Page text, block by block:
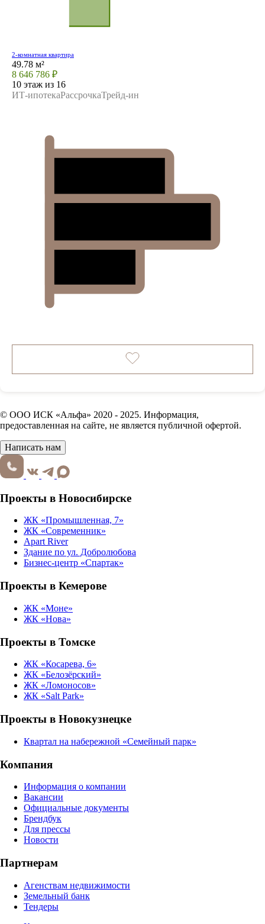
2-комнатная квартира
49.78 м²
8 646 786 ₽
10 этаж из 16
ИТ-ипотекаРассрочкаТрейд-ин
© ООО ИСК «Альфа» 2020 - 2025. Информация,
предоставленная на сайте, не является публичной офертой.
Написать нам
Проекты в Новосибирске
ЖК «Промышленная, 7»
ЖК «Современник»
Apart River
Здание по ул. Добролюбова
Бизнес-центр «Спартак»
Проекты в Кемерове
ЖК «Моне»
ЖК «Нова»
Проекты в Томске
ЖК «Косарева, 6»
ЖК «Белозёрский»
ЖК «Ломоносов»
ЖК «Salt Park»
Проекты в Новокузнецке
Квартал на набережной «Семейный парк»
Компания
Информация о компании
Вакансии
Официальные документы
Брендбук
Для прессы
Новости
Партнерам
Агенствам недвижимости
Земельный банк
Тендеры